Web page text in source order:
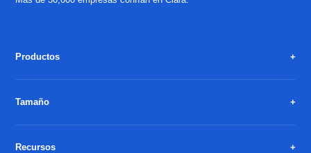
Productos
Tamaño
Recursos